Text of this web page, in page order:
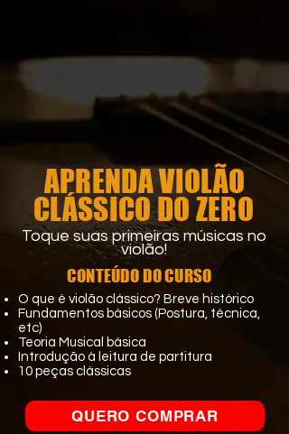
CLÁSSICO DO ZERO
APRENDA VIOLÃO
Toque suas primeiras músicas no
violão!
CONTEÚDO DO CURSO
O que é violão clássico? Breve histórico
Fundamentos básicos (Postura, técnica,
etc)
Teoria Musical básica
Introdução à leitura de partitura
10 peças clássicas
QUERO COMPRAR